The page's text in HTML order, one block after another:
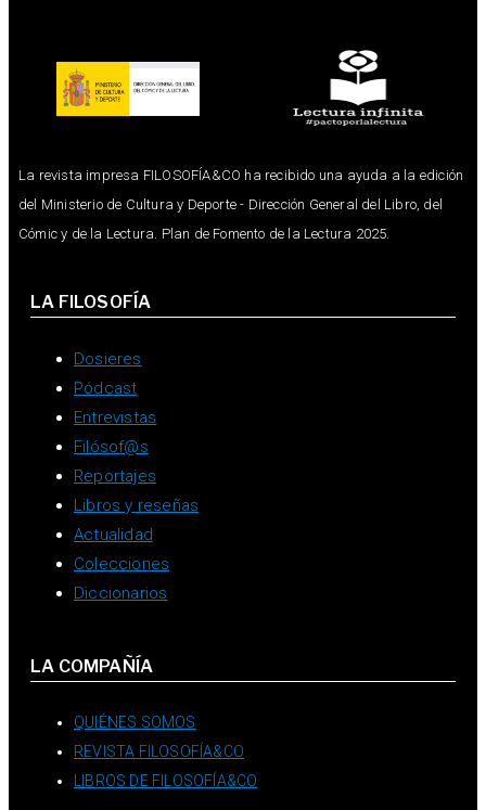
La revista impresa FILOSOFÍA&CO ha recibido una ayuda a la edición
del Ministerio de Cultura y Deporte - Dirección General del Libro, del
Cómic y de la Lectura. Plan de Fomento de la Lectura 2025.
LA FILOSOFÍA
Dosieres
Pódcast
Entrevistas
Filósof@s
Reportajes
Libros y reseñas
Actualidad
Colecciones
Diccionarios
LA COMPAÑÍA
QUIÉNES SOMOS
REVISTA FILOSOFÍA&CO
LIBROS DE FILOSOFÍA&CO